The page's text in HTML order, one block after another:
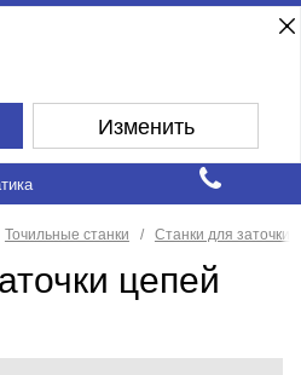
Изменить
Точильные станки Станки для заточки
цепей